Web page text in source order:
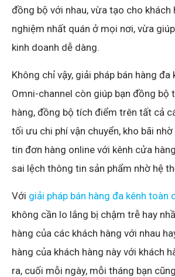
đồng bộ với nhau, vừa tạo cho
nghiệm nhất quán ở mọi nơi, vừa
kinh doanh dễ dàng.
Không chỉ vậy, giải pháp bán hàng đa
Omni-channel còn giúp bạn đồng bộ
hàng, đồng bộ tích điểm trên tất cả
tối ưu chi phí vận chuyển, kho bãi
tin đơn hàng online với kênh cửa
sai lệch thông tin sản phẩm nhờ hệ
Với giải pháp bán hàng đa kênh toàn
không cần lo lắng bị chậm trễ hay
hàng của các khách hàng với nhau
hàng của khách hàng này với khách
ra, cuối mỗi ngày, mỗi tháng bạn